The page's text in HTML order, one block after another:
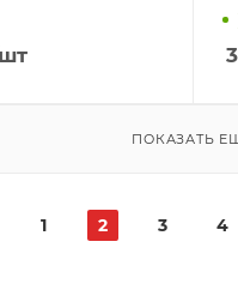
ПОКАЗАТЬ
1 2 3 4